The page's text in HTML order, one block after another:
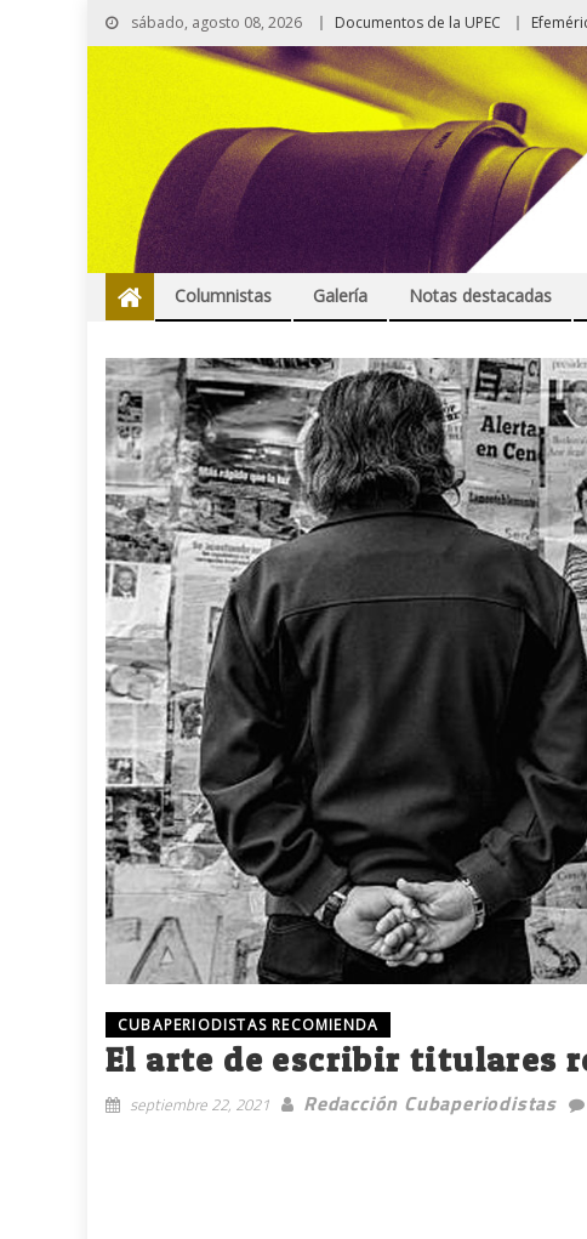
sábado, agosto 08, 2026 Documentos de la UPEC
Columnistas Galería Notas destacadas
CUBAPERIODISTAS RECOMIENDA
El arte de escribir titulares
septiembre 22, 2021 Redacción Cubaperiodistas